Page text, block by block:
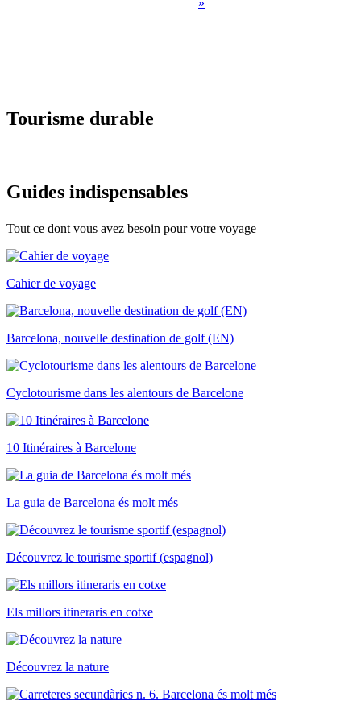
»
Tourisme durable
Guides indispensables
Tout ce dont vous avez besoin pour votre voyage
Cahier de voyage
Barcelona, nouvelle destination de golf (EN)
Cyclotourisme dans les alentours de Barcelone
10 Itinéraires à Barcelone
La guia de Barcelona és molt més
Découvrez le tourisme sportif (espagnol)
Els millors itineraris en cotxe
Découvrez la nature